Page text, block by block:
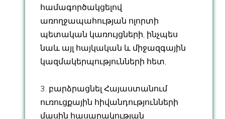
համագործակցելով
առողջապահության ոլորտի
պետական կառույցների, ինչպես
նաև այլ հայկական և միջազգային
կազմակերպությունների հետ,
3. բարձրացնել Հայաստանում
ուռուցքային հիվանդությունների
մասին հասարակության